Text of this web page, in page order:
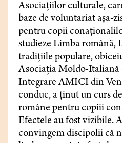
Asociațiilor culturale,
baze de voluntariat așa-
pentru copii
studieze Limba română,
tradițiile populare,
Asociația Moldo-Italiană
Integrare AMICI din
conduc, a ținut un curs
române pentru copiii
Efectele au fost vizibile.
convingem discipolii că